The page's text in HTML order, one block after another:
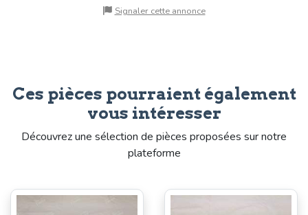
Signaler cette annonce
Ces pièces pourraient également
vous intéresser
Découvrez une sélection de pièces proposées sur notre
plateforme